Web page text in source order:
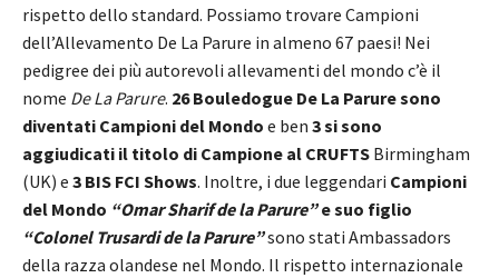
rispetto dello standard. Possiamo trovare Campioni
dell’Allevamento De La Parure in almeno 67 paesi! Nei
pedigree dei più autorevoli allevamenti del mondo c’è il
nome De La Parure. 26 Bouledogue De La Parure sono
diventati Campioni del Mondo e ben 3 si sono
aggiudicati il titolo di Campione al CRUFTS Birmingham
(UK) e 3 BIS FCI Shows. Inoltre, i due leggendari Campioni
del Mondo “Omar Sharif de la Parure”e suo figlio
“Colonel Trusardi de la Parure”sono stati Ambassadors
della razza olandese nel Mondo. Il rispetto internazionale